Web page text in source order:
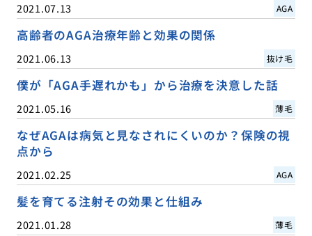
2021.07.13 AGA
高齢者のAGA治療年齢と効果の関係
2021.06.13 抜け毛
僕が「AGA手遅れかも」から治療を決意した話
2021.05.16 薄毛
なぜAGAは病気と見なされにくいのか？保険の視
点から
2021.02.25 AGA
髪を育てる注射その効果と仕組み
2021.01.28 薄毛